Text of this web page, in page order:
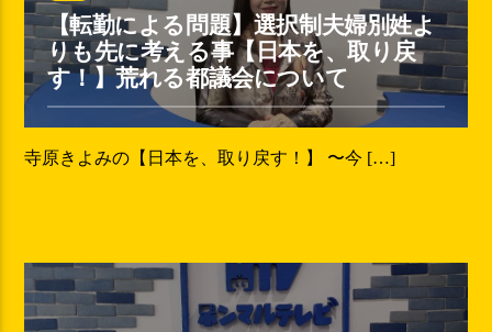
【転勤による問題】選択制夫婦別姓よ
りも先に考える事【日本を、取り戻
す！】荒れる都議会について
寺原きよみの【日本を、取り戻す！】 〜今 […]